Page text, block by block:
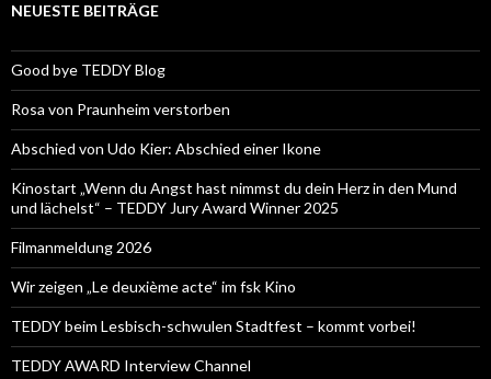
NEUESTE BEITRÄGE
Good bye TEDDY Blog
Rosa von Praunheim verstorben
Abschied von Udo Kier: Abschied einer Ikone
Kinostart „Wenn du Angst hast nimmst du dein Herz in den Mund
und lächelst“ – TEDDY Jury Award Winner 2025
Filmanmeldung 2026
Wir zeigen „Le deuxième acte“ im fsk Kino
TEDDY beim Lesbisch-schwulen Stadtfest – kommt vorbei!
TEDDY AWARD Interview Channel